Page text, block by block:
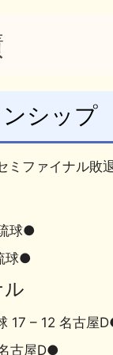
シップ
ミファイナル敗
球●
球●
ル
17 – 12 名古屋
古屋D●